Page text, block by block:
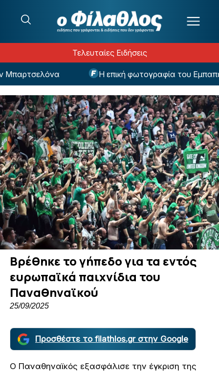
Τελευταίες Ειδήσεις
Η επική φωτογραφία του Εμπαπέ
Βρέθηκε το γήπεδο για τα εντός
ευρωπαϊκά παιχνίδια του
Παναθηναϊκού
25/09/2025
Προσθέστε το filathlos.gr στην Google
Ο Παναθηναϊκός εξασφάλισε την έγκριση της